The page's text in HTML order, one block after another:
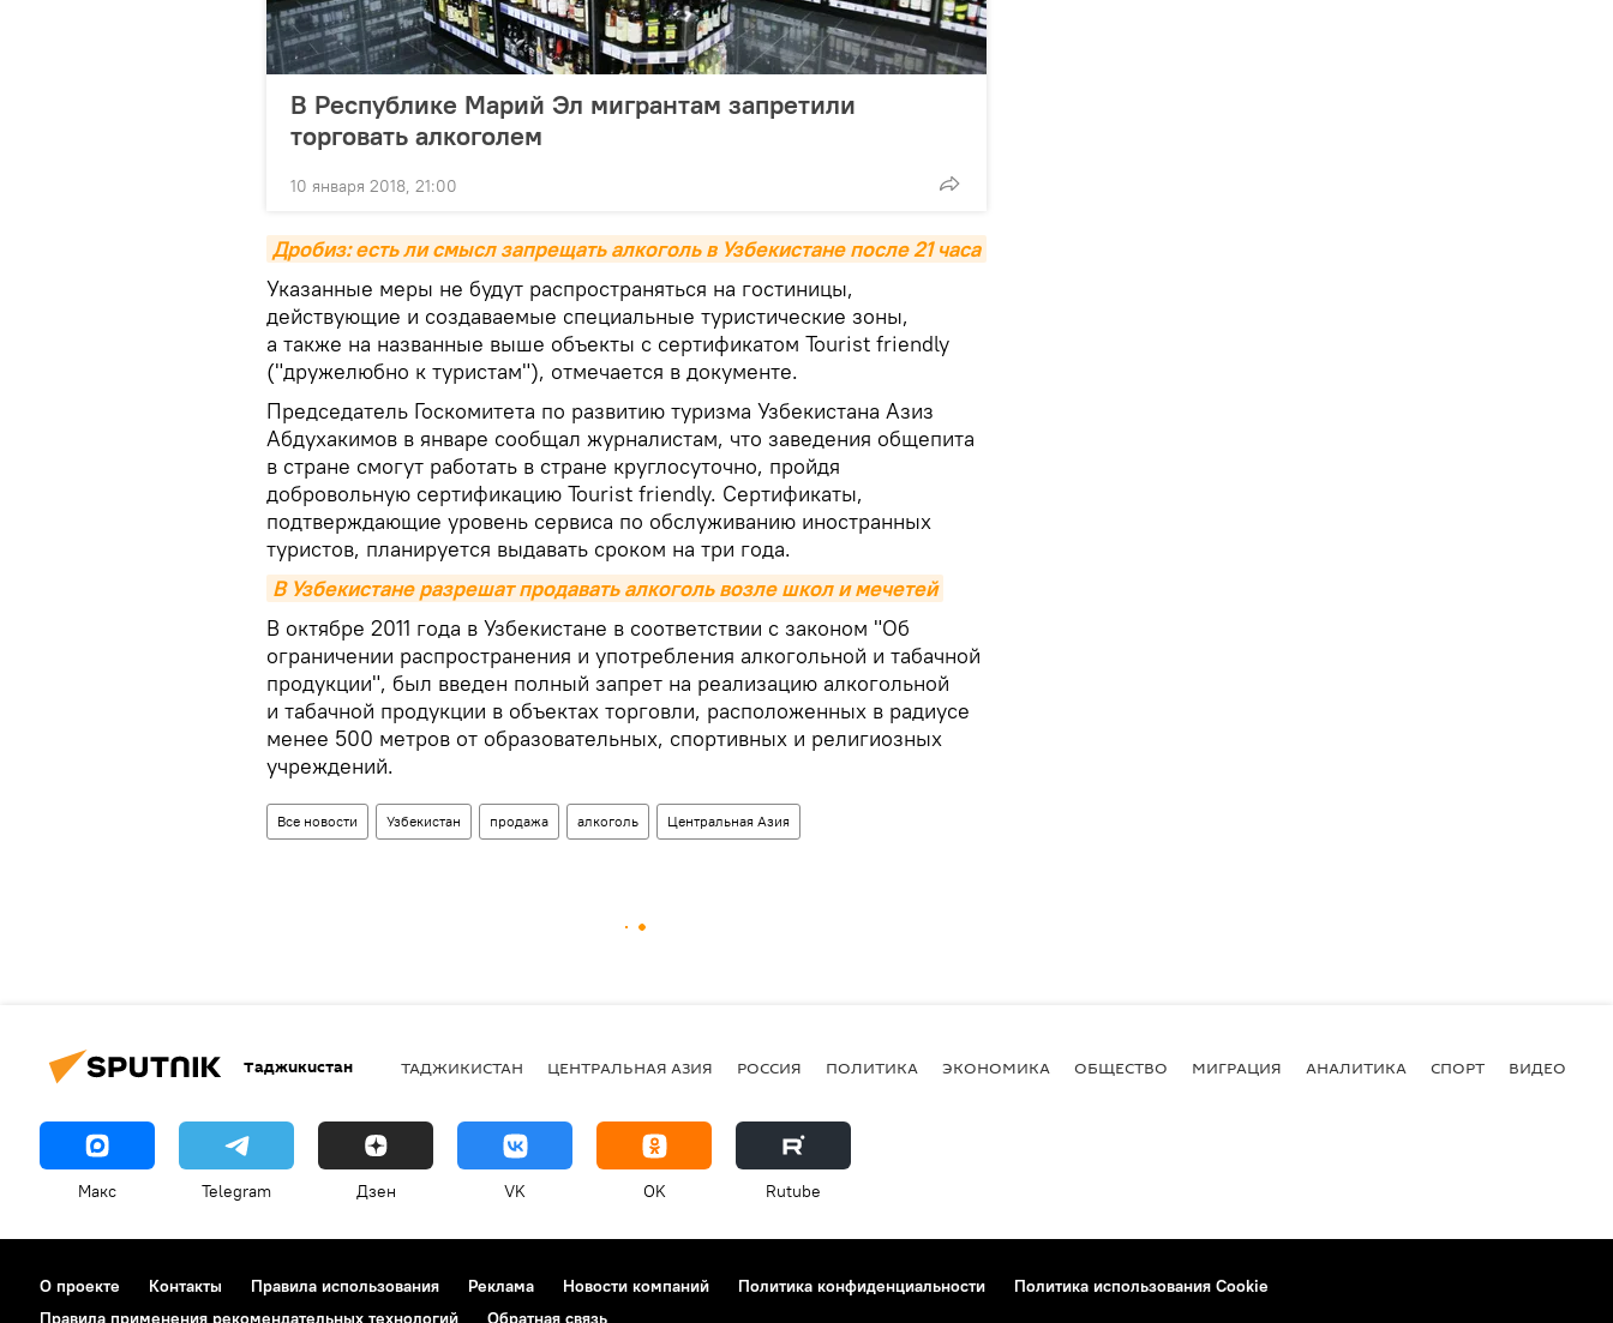
В Республике Марий Эл мигрантам запретили
торговать алкоголем
10 января 2018, 21:00
Дробиз: есть ли смысл запрещать алкоголь в Узбекистане после 21 часа
Указанные меры не будут распространяться на гостиницы,
действующие и создаваемые специальные туристические зоны,
а также на названные выше объекты с сертификатом Tourist friendly
("дружелюбно к туристам"), отмечается в документе.
Председатель Госкомитета по развитию туризма Узбекистана Азиз
Абдухакимов в январе сообщал журналистам, что заведения общепита
в стране смогут работать в стране круглосуточно, пройдя
добровольную сертификацию Tourist friendly. Сертификаты,
подтверждающие уровень сервиса по обслуживанию иностранных
туристов, планируется выдавать сроком на три года.
В Узбекистане разрешат продавать алкоголь возле школ и мечетей
В октябре 2011 года в Узбекистане в соответствии с законом "Об
ограничении распространения и употребления алкогольной и табачной
продукции", был введен полный запрет на реализацию алкогольной
и табачной продукции в объектах торговли, расположенных в радиусе
менее 500 метров от образовательных, спортивных и религиозных
учреждений.
Все новости Узбекистан продажа алкоголь Центральная Азия
Таджикистан ТАДЖИКИСТАН ЦЕНТРАЛЬНАЯ АЗИЯ РОССИЯ ПОЛИТИКА ЭКОНОМИКА ОБЩЕСТВО МИГРАЦИЯ АНАЛИТИКА СПОРТ ВИДЕО
Макс Telegram Дзен VK OK Rutube
О проекте Контакты Правила использования Реклама Новости компаний Политика конфиденциальности
Политика использования Cookie
Правила применения рекомендательных технологий
Обратная связь